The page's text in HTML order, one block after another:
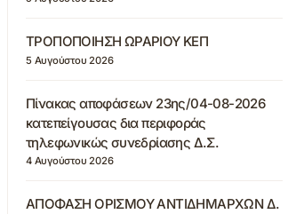
ΤΡΟΠΟΠΟΙΗΣΗ ΩΡΑΡΙΟΥ ΚΕΠ
5 Αυγούστου 2026
Πίνακας αποφάσεων 23ης/04-08-2026
κατεπείγουσας δια περιφοράς
τηλεφωνικώς συνεδρίασης Δ.Σ.
4 Αυγούστου 2026
ΑΠΟΦΑΣΗ ΟΡΙΣΜΟΥ ΑΝΤΙΔΗΜΑΡΧΩΝ Δ.